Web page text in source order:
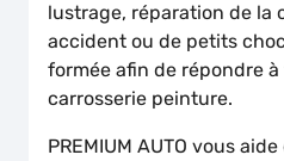
lustrage, réparation de la
accident ou de petits
formée afin de répondre à
carrosserie peinture.
PREMIUM AUTO vous aide